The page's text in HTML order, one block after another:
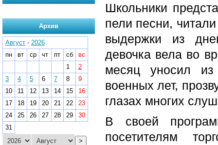
Школьники
пели песни,
выдержки из
девочка вела во
месяц уносил из
военных лет,
глазах многих
В своей
посетителям
Архив
Август - 2026
пн
вт ср чт пт сб
вс
1
2
3
4 5 6 7 8
9
10
11 12 13 14 15
16
17
18 19 20 21 22
23
24
25 26 27 28 29
30
31
>